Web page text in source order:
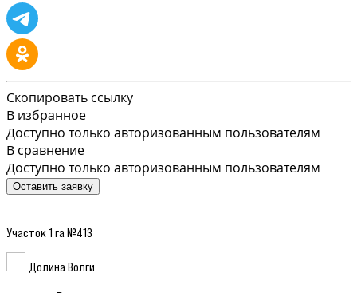
Скопировать ссылку
В избранное
Доступно только авторизованным пользователям
В сравнение
Доступно только авторизованным пользователям
Оставить заявку
Участок 1 га №413
Долина Волги